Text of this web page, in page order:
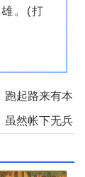
。(打
跑起路来有本
长颈鹿【点
虽然帐下无兵
【点击查